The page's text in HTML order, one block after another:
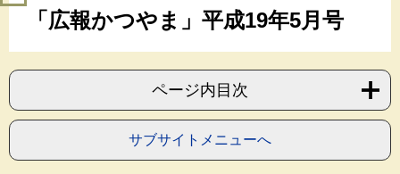
「広報かつやま」平成19年5月号
ページ内目次
サブサイトメニューへ